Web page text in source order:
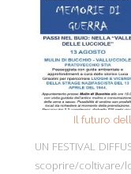
Il futuro
UN FESTIVAL
scoprire/coltivare/